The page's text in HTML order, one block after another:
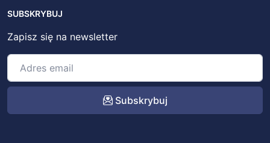
SUBSKRYBUJ
Zapisz się na newsletter
Subskrybuj